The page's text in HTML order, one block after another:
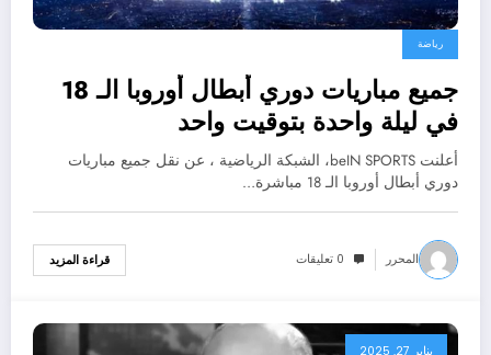
رياضة
جميع مباريات دوري أبطال أوروبا الـ 18
في ليلة واحدة بتوقيت واحد
أعلنت beIN SPORTS، الشبكة الرياضية ، عن نقل جميع مباريات
دوري أبطال أوروبا الـ 18 مباشرة…
المحرر 0 تعليقات قراءة المزيد
يناير 27, 2025